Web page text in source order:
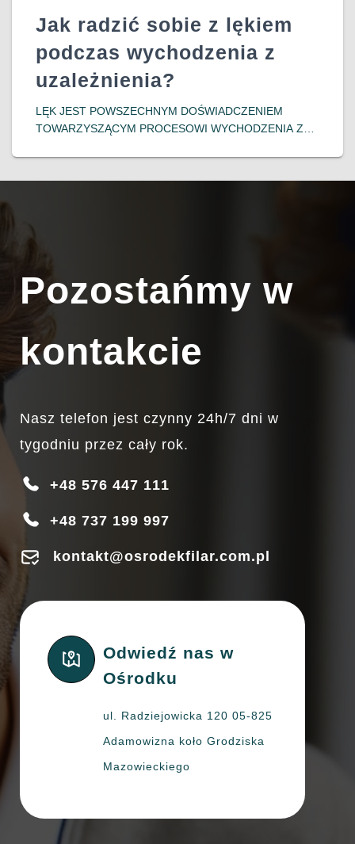
Jak radzić sobie z lękiem
podczas wychodzenia z
uzależnienia?
LĘK JEST POWSZECHNYM DOŚWIADCZENIEM
TOWARZYSZĄCYM PROCESOWI WYCHODZENIA Z
INTENSYWNYMI EMOCJAMI, TAKIMI JAK NIEPOKÓJ,
Pozostańmy w
kontakcie
Nasz telefon jest czynny 24h/7 dni w
tygodniu przez cały rok.
+48 576 447 111
+48 737 199 997
kontakt@osrodekfilar.com.pl
Odwiedź nas w
Ośrodku
ul. Radziejowicka 120 05-825
Adamowizna koło Grodziska
Mazowieckiego